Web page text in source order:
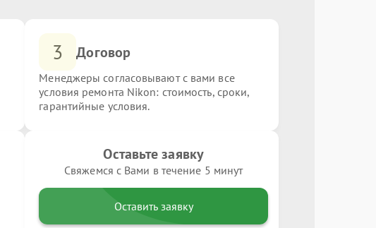
3 Договор
Менеджеры согласовывают с вами все
условия ремонта Nikon: стоимость, сроки,
гарантийные условия.
Оставьте заявку
Свяжемся с Вами в течение 5 минут
Оставить заявку